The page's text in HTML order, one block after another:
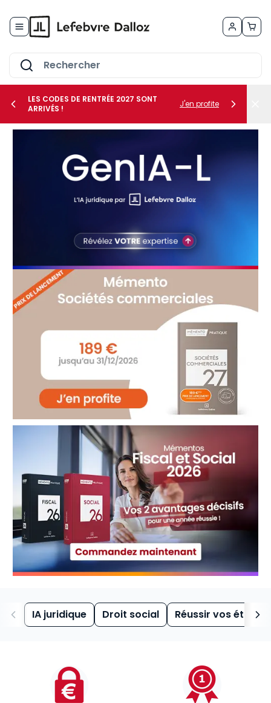
le sous-menu Vos besoins
LES CODES DE RENTRÉE 2027 SONT
ARRIVÉS !
J'en profite
IA juridique Droit social Réussir vos études